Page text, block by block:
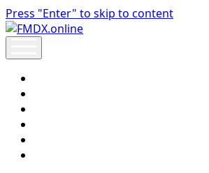
Press "Enter" to skip to content
FMDX.online
menu